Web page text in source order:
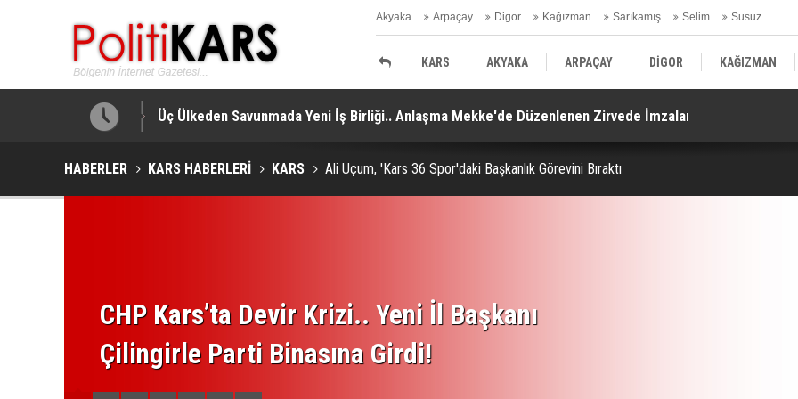
Akyaka Arpaçay Digor Kağızman Sarıkamış Selim Susuz
Kars Gündem
KARS AKYAKA ARPAÇAY DİGOR KAĞIZMAN
SELİM SUSUZ KARS GÜNDEM
Üç Ülkeden Savunmada Yeni İş Birliği.. Anlaşma Mekke'de Düzenlenen Zirvede İmzalandı!
HABERLER KARS HABERLERİ KARS Ali Uçum, 'Kars 36 Spor'daki Başkanlık Görevini Bıraktı
CHP Kars’ta Devir Krizi.. Yeni İl Başkanı
Çilingirle Parti Binasına Girdi!